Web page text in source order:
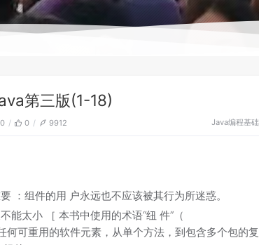
第三版(1-18)
0 0 9912 Java编程基础
：组件的用 户永远也不应该被其行为所迷惑。
能太小 ［ 本书中使用的术语“纽 件”（
可重用的软件元素，从单个方法，到包含多个包的复